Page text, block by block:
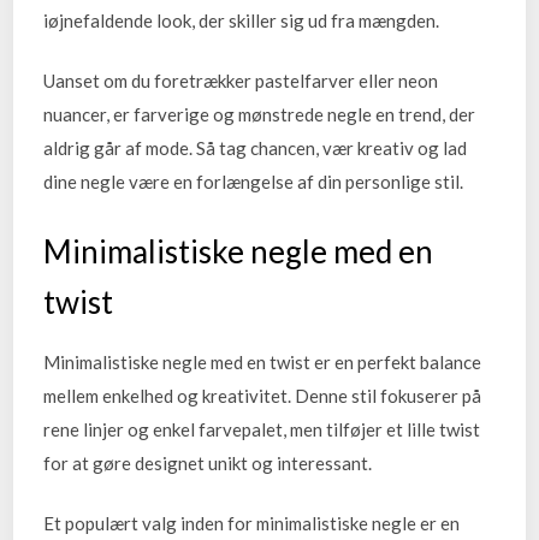
iøjnefaldende look, der skiller sig ud fra mængden.
Uanset om du foretrækker pastelfarver eller neon
nuancer, er farverige og mønstrede negle en trend, der
aldrig går af mode. Så tag chancen, vær kreativ og lad
dine negle være en forlængelse af din personlige stil.
Minimalistiske negle med en
twist
Minimalistiske negle med en twist er en perfekt balance
mellem enkelhed og kreativitet. Denne stil fokuserer på
rene linjer og enkel farvepalet, men tilføjer et lille twist
for at gøre designet unikt og interessant.
Et populært valg inden for minimalistiske negle er en